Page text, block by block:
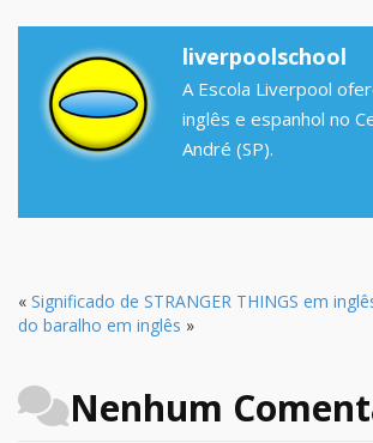
liverpoolschool
A Escola Liverpool
inglês e espanhol no
André (SP).
« Significado de STRANGER THINGS em
do baralho em inglês »
Nenhum